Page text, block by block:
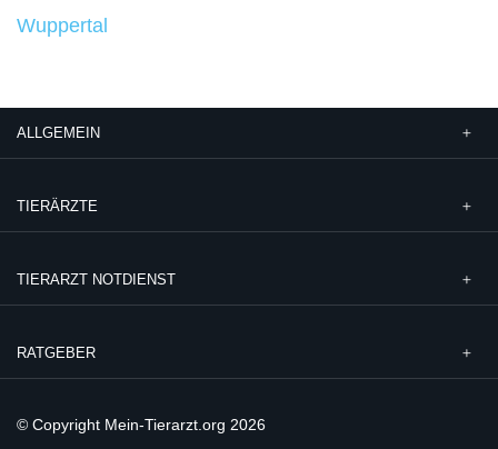
Wuppertal
ALLGEMEIN
TIERÄRZTE
TIERARZT NOTDIENST
RATGEBER
© Copyright Mein-Tierarzt.org 2026